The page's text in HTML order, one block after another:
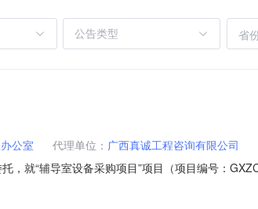
省
公室 代理单位： 广西真诚工程咨询有限公司
，就“辅导室设备采购项目”项目（项目编号：
内采购单位联系方式：采购单位联系人：曾世